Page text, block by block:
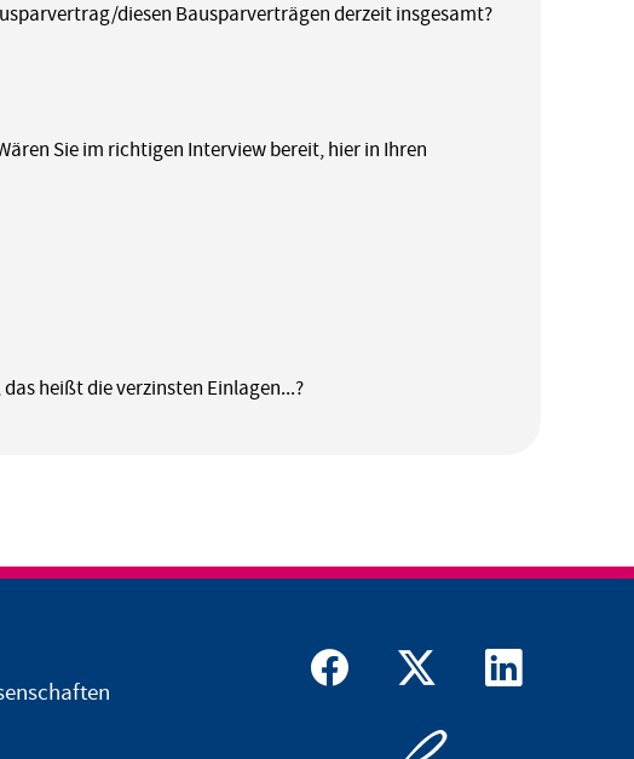
diesen Bausparverträgen derzeit insgesamt?
Sie im richtigen Interview bereit, hier in Ihren
heißt die verzinsten Einlagen...?